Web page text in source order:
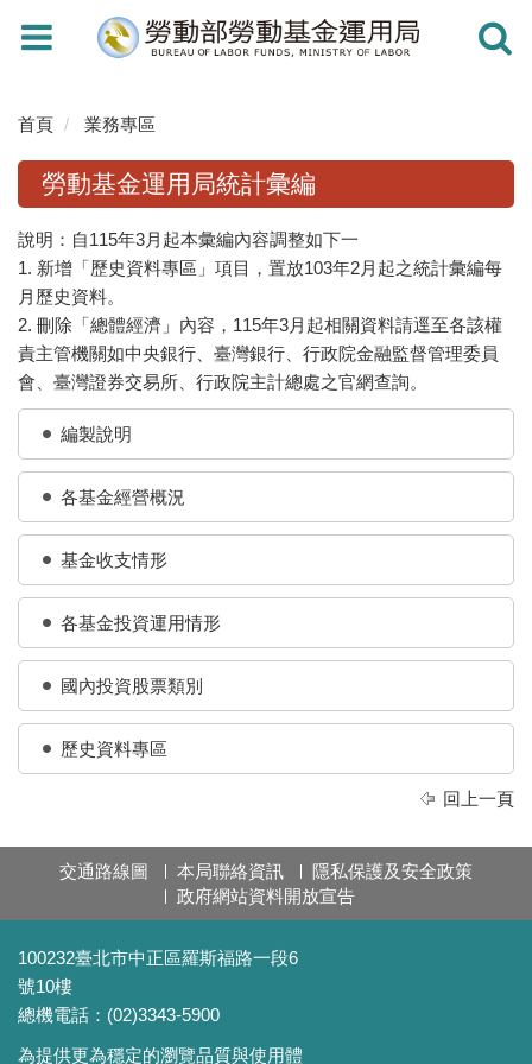
Toggle
navigation
Toggle
首頁 業務專區
勞動基金運用局統計彙編
說明：自115年3月起本彙編內容調整如下一
1. 新增「歷史資料專區」項目，置放103年2月起之統計彙編每
月歷史資料。
2. 刪除「總體經濟」內容，115年3月起相關資料請逕至各該權
責主管機關如中央銀行、臺灣銀行、行政院金融監督管理委員
會、臺灣證券交易所、行政院主計總處之官網查詢。
編製說明
各基金經營概況
基金收支情形
各基金投資運用情形
國內投資股票類別
歷史資料專區
回上一頁
交通路線圖 本局聯絡資訊
隱私保護及安全政策
政府網站資料開放宣告
100232臺北市中正區羅斯福路一段6
號10樓
總機電話：(02)3343-5900
為提供更為穩定的瀏覽品質與使用體